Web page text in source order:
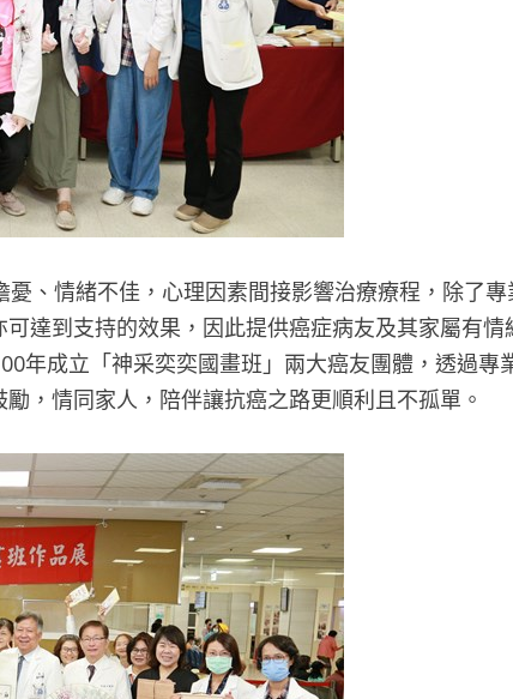
、情緒不佳，心理因素間接影響治療療程，除了專
達到支持的效果，因此提供癌症病友及其家屬有情
年成立「神采奕奕國畫班」兩大癌友團體，透過專
，情同家人，陪伴讓抗癌之路更順利且不孤單。